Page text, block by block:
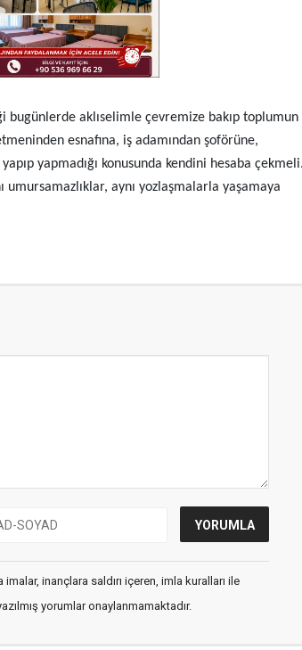
bugünlerde aklıselimle çevremize bakıp
esnafına, iş adamından şoförüne,
yapmadığı konusunda kendini hesaba çekmeli.
umursamazlıklar, aynı yozlaşmalarla yaşamaya
inançlara saldırı içeren, imla kuralları ile
yorumlar onaylanmamaktadır.